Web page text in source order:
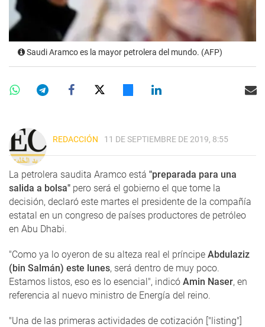
Saudi Aramco es la mayor petrolera del mundo. (AFP)
REDACCIÓN 11 DE SEPTIEMBRE DE 2019, 8:55
La petrolera saudita Aramco está "preparada para una
salida a bolsa" pero será el gobierno el que tome la
decisión, declaró este martes el presidente de la compañía
estatal en un congreso de países productores de petróleo
en Abu Dhabi.
"Como ya lo oyeron de su alteza real el príncipe Abdulaziz
(bin Salmán) este lunes, será dentro de muy poco.
Estamos listos, eso es lo esencial", indicó Amin Naser, en
referencia al nuevo ministro de Energía del reino.
"Una de las primeras actividades de cotización ["listing"]